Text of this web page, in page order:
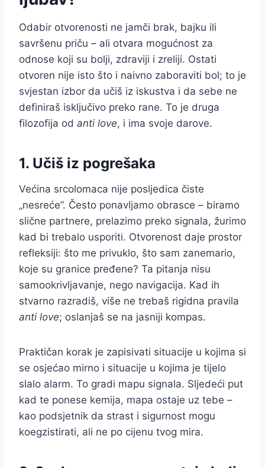
Odabir otvorenosti ne jamči brak, bajku ili
savršenu priču – ali otvara mogućnost za
odnose koji su bolji, zdraviji i zreliji. Ostati
otvoren nije isto što i naivno zaboraviti bol; to je
svjestan izbor da učiš iz iskustva i da sebe ne
definiraš isključivo preko rane. To je druga
filozofija od anti love, i ima svoje darove.
1. Učiš iz pogrešaka
Većina srcolomaca nije posljedica čiste
„nesreće”. Često ponavljamo obrasce – biramo
slične partnere, prelazimo preko signala, žurimo
kad bi trebalo usporiti. Otvorenost daje prostor
refleksiji: što me privuklo, što sam zanemario,
koje su granice pređene? Ta pitanja nisu
samookrivljavanje, nego navigacija. Kad ih
stvarno razradiš, više ne trebaš rigidna pravila
anti love; oslanjaš se na jasniji kompas.
Praktičan korak je zapisivati situacije u kojima si
se osjećao mirno i situacije u kojima je tijelo
slalo alarm. To gradi mapu signala. Sljedeći put
kad te ponese kemija, mapa ostaje uz tebe –
kao podsjetnik da strast i sigurnost mogu
koegzistirati, ali ne po cijenu tvog mira.